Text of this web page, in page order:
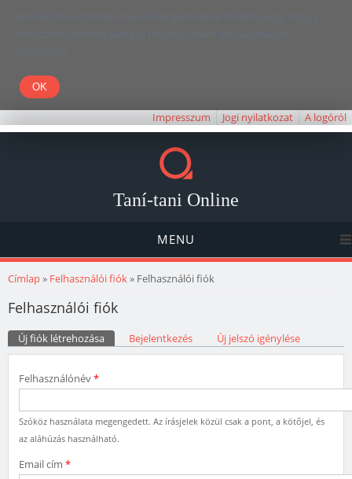
Kedves Olvasó! Weboldalunk böngészésével Ön elfogadja, hogy a
felhasználói élmény javítása céljából cookie-kat használunk.
Köszönjük!
Impresszum Jogi nyilatkozat A logóról
Taní-tani Online
MENU
Jelenlegi hely
Címlap» Felhasználói fiók» Felhasználói fiók
Felhasználói fiók
Elsődleges fülek
Új fiók létrehozása (aktív fül)Bejelentkezés Új jelszó igénylése
Felhasználónév*
Szóköz használata megengedett. Az írásjelek közül csak a pont, a kötőjel, és
az aláhúzás használható.
Email cím *